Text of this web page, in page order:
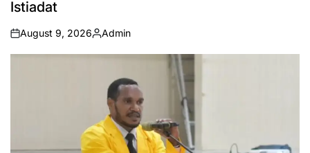
Istiadat
on
August 9, 2026
Posted
by
Admin